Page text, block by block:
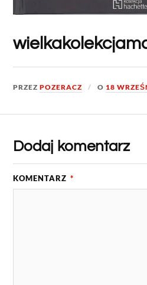
PRZEZPOZERACZ O 18
Dodaj komentarz
KOMENTARZ *